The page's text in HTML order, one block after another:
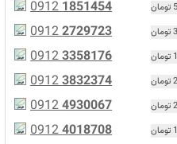
09121851454
09122729723
09123358176
09123832374
09124930067
09124018708